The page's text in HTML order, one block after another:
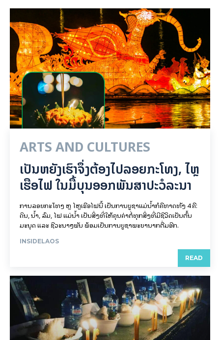
ARTS AND CULTURES
ເປັນ​ຫຍັງ​ເຮົາ​ຈຶ່ງ​ຕ້ອງ​ໄປລອຍ​ກະ​ໂທງ, ໄຫຼ​
ເຮືອ​ໄຟ ໃນ​ມື້​​ບຸນ​ອອກ​ພັນ​ສາ​ປະ​ວໍ​ລະ​ນາ
ການລອຍ​ກະ​ໂທງ ຫຼື ໄຫຼເຮືອໄຟນີ້ ເປັນການບູຊາແມ່ນໍ້າກໍຄືທາດທັງ 4 ຄື:
ດິນ, ນໍ້າ, ລົມ, ໄຟ ແມ່ນໍ້າ ເປັນສິ່ງທີ່ໃຫ້ຄຸນຄ່າຕໍ່ທຸກສິ່ງທີ່ມີຊີວິດເປັນຕົ້ນ
ມະນຸດ ແລະ ຊີວະນາໆພັນ ພ້ອມເປັນການບູຊາພະຍານາກຕື່ມອີກ.
INSIDELAOS
READ